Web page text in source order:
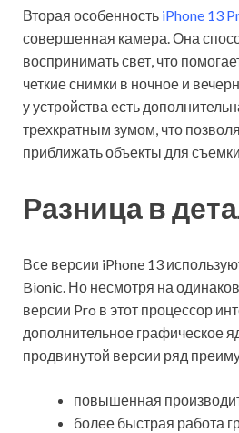
Вторая особенность iPhone 13
совершенная камера. Она
воспринимать свет, что
четкие снимки в ночное и
у устройства есть
трехкратным зумом, что
приближать объекты для съемки.
Разница в
Все версии iPhone 13
Bionic. Но несмотря на
версии Pro в этот процессор
дополнительное графическое
продвинутой версии ряд
повышенная
более быстрая работа